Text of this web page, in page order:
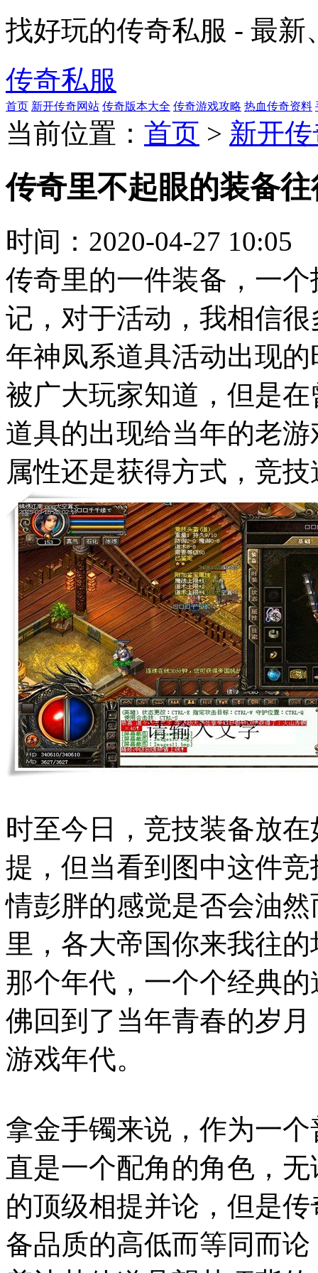
找好玩的传奇私服 - 最
传奇私服
首页 新开传奇网站 传奇版本大全 传奇游戏攻略 热血传奇资料
当前位置： 首页 > 新开
传奇里不起眼的装备
时间： 2020-04-27 10:05
传奇里的一件装备，一
记，对于活动，我相信
年神凤系道具活动出现
被广大玩家知道，但是
道具的出现给当年的老
属性还是获得方式，竞
时至今日，竞技装备放
提，但当看到图中这件
情彭胖的感觉是否会油
里，各大帝国你来我往
那个年代，一个个经典
佛回到了当年青春的岁
游戏年代。
拿金手镯来说，作为一
直是一个配角的角色，
的顶级相提并论，但是
备品质的高低而等同而